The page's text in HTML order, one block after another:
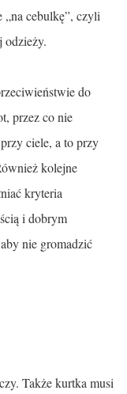
cebulkę”, czyli
odzieży.
do
przez co nie
ciele, a to przy
kolejne
kryteria
i dobrym
nie gromadzić
Także kurtka musi